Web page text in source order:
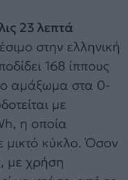
23 λεπτά
στην ελληνική
168 ίππους
το αμάξωμα στα 0-
με
η οποία
μικτό κύκλο. Όσον
με χρήση